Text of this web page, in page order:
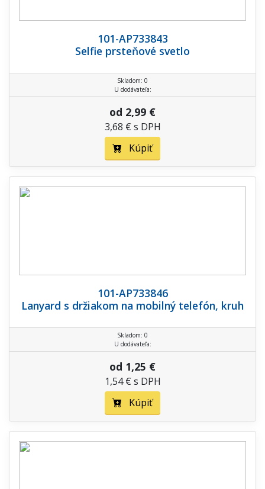
101-AP733843
Selfie prsteňové svetlo
Skladom: 0
U dodávateľa:
od 2,99 €
3,68 € s DPH
Kúpiť
101-AP733846
Lanyard s držiakom na mobilný telefón, kruh
Skladom: 0
U dodávateľa:
od 1,25 €
1,54 € s DPH
Kúpiť